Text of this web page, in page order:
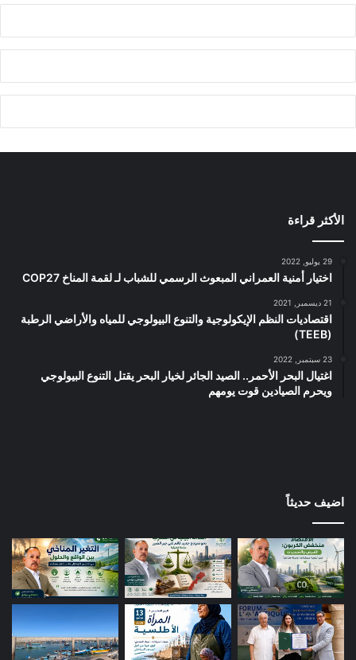
الأكثر قراءة
29 يوليو, 2022
اختيار أمنية العمراني المبعوث الرسمي للشباب لـ لقمة المناخ COP27
21 ديسمبر, 2021
اقتصاديات النظم الإيكولوجية والتنوع البيولوجي للمياه والأراضي الرطبة
(TEEB)
23 سبتمبر, 2022
اغتيال البحر الأحمر.. الصيد الجائر لخيار البحر يقتل التنوع البيولوجي
ويحرم الصيادين قوت يومهم
اضيف حديثاً